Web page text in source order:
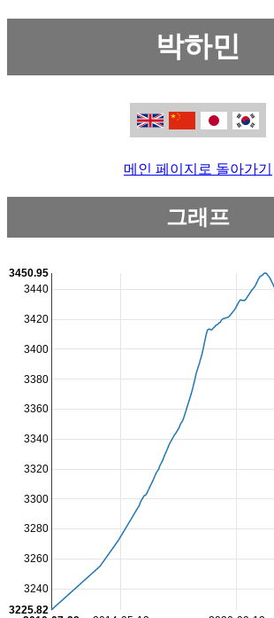
박하민
메인 페이지로 돌아가기
그래프
3240
3260
3280
3300
3320
3340
3360
3380
3400
3420
3440
3225.82
3450.95